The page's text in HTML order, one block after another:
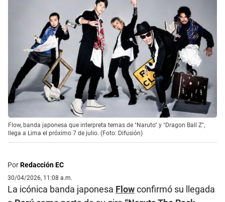
Flow, banda japonesa que interpreta temas de "Naruto" y "Dragon Ball Z",
llega a Lima el próximo 7 de julio. (Foto: Difusión)
PorRedacción EC
30/04/2026, 11:08 a.m.
La icónica banda japonesa Flowconfirmó su llegada